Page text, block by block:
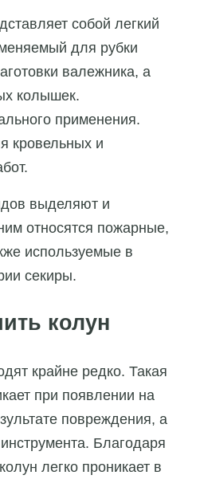
собой легкий
для рубки
валежника, а
колышек.
применения.
кровельных и
выделяют и
относятся пожарные,
используемые в
секиры.
колун
крайне редко. Такая
при появлении на
повреждения, а
Благодаря
легко проникает в